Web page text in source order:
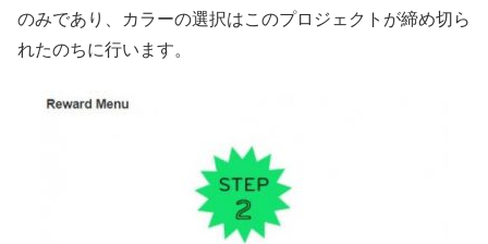
のみであり、カラーの選択はこのプロジェクトが締め切ら
れたのちに行います。